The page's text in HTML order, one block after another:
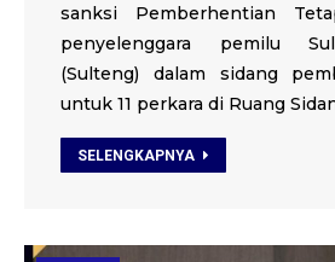
sanksi Pemberhentian
penyelenggara pemilu
(Sulteng) dalam sidang
untuk 11 perkara di Ruang
SELENGKAPNYA